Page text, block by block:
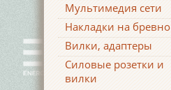
Мультимедия сети
Накладки на бревно
Вилки, адаптеры
Силовые розетки и
вилки